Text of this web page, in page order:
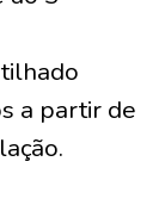
a partir de